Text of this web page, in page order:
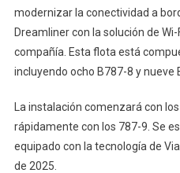
modernizar la conectividad a
Dreamliner con la solución de
compañía. Esta flota está
incluyendo ocho B787-8 y nueve
La instalación comenzará con
rápidamente con los 787-9. Se
equipado con la tecnología de
de 2025.